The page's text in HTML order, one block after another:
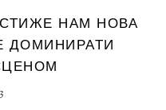
НАМ НОВА
ДОМИНИРАТИ